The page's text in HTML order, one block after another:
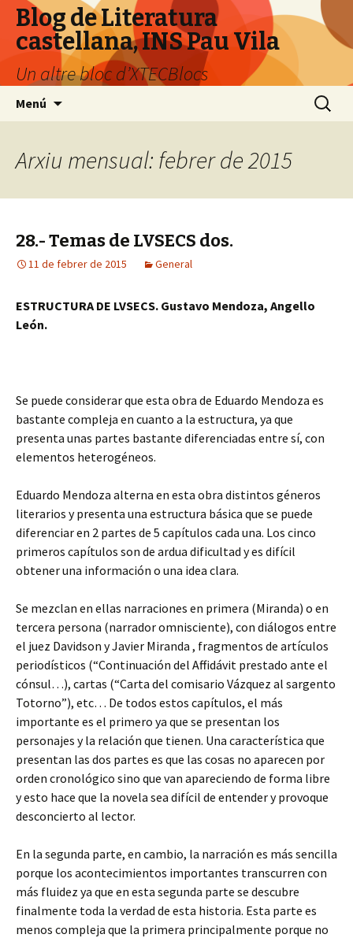
Blog de Literatura
castellana, INS Pau Vila
Un altre bloc d’XTECBlocs
Menú Cerca:
Arxiu mensual: febrer de 2015
28.- Temas de LVSECS dos.
11 de febrer de 2015 General
ESTRUCTURA DE LVSECS. Gustavo Mendoza, Angello
León.
Se puede considerar que esta obra de Eduardo Mendoza es
bastante compleja en cuanto a la estructura, ya que
presenta unas partes bastante diferenciadas entre sí, con
elementos heterogéneos.
Eduardo Mendoza alterna en esta obra distintos géneros
literarios y presenta una estructura básica que se puede
diferenciar en 2 partes de 5 capítulos cada una. Los cinco
primeros capítulos son de ardua dificultad y es difícil
obtener una información o una idea clara.
Se mezclan en ellas narraciones en primera (Miranda) o en
tercera persona (narrador omnisciente), con diálogos entre
el juez Davidson y Javier Miranda , fragmentos de artículos
periodísticos (“Continuación del Affidávit prestado ante el
cónsul…), cartas (“Carta del comisario Vázquez al sargento
Totorno”), etc… De todos estos capítulos, el más
importante es el primero ya que se presentan los
personajes y la relación que tienen. Una característica que
presentan las dos partes es que las cosas no aparecen por
orden cronológico sino que van apareciendo de forma libre
y esto hace que la novela sea difícil de entender y provoque
desconcierto al lector.
En la segunda parte, en cambio, la narración es más sencilla
porque los acontecimientos importantes transcurren con
más fluidez ya que en esta segunda parte se descubre
finalmente toda la verdad de esta historia. Esta parte es
menos compleja que la primera principalmente porque no